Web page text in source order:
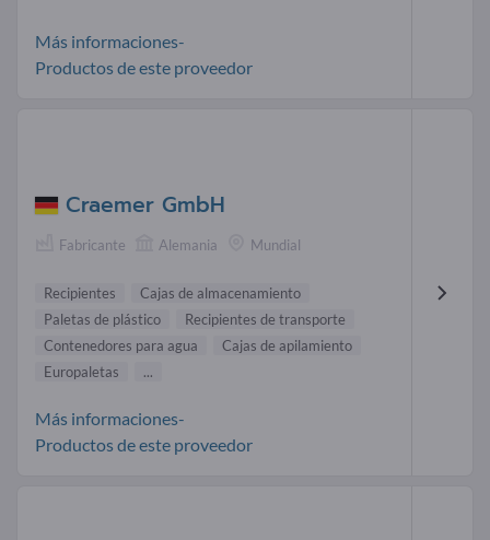
Más informaciones-
Productos de este proveedor
Craemer GmbH
Fabricante Alemania Mundial
Recipientes
Cajas de almacenamiento
Paletas de plástico
Recipientes de transporte
Contenedores para agua
Cajas de apilamiento
Europaletas
...
Más informaciones-
Productos de este proveedor